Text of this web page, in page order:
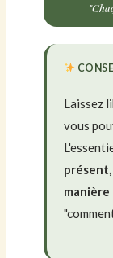
Laissez
vous